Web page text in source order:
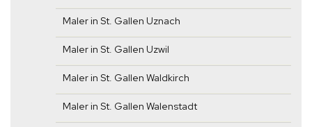
Maler in St. Gallen Uznach
Maler in St. Gallen Uzwil
Maler in St. Gallen Waldkirch
Maler in St. Gallen Walenstadt